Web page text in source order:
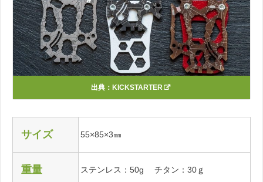
出典： KICKSTARTER
サイズ 55×85×3㎜
重量 ステンレス：50g チタン：30ｇ